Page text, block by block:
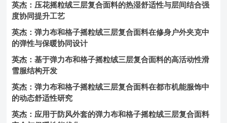
英杰：压花摇粒绒三层复合面料的热湿舒适性与层间结合强
度协同提升工艺
英杰：弹力布和格子摇粒绒三层复合面料在修身户外夹克中
的弹性与保暖协同设计
英杰：基于弹力布和格子摇粒绒三层复合面料的高活动性滑
雪服结构开发
英杰：弹力布和格子摇粒绒三层复合面料在都市机能服饰中
的动态舒适性研究
英杰：应用于防风外套的弹力布和格子摇粒绒三层复合面料